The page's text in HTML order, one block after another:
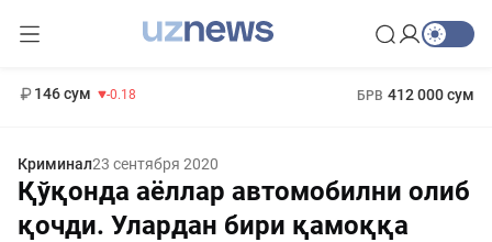
146 сум -0.18 БРВ 412 000 сум
Криминал23 сентября 2020
Қўқонда аёллар автомобилни олиб
қочди. Улардан бири қамоққа